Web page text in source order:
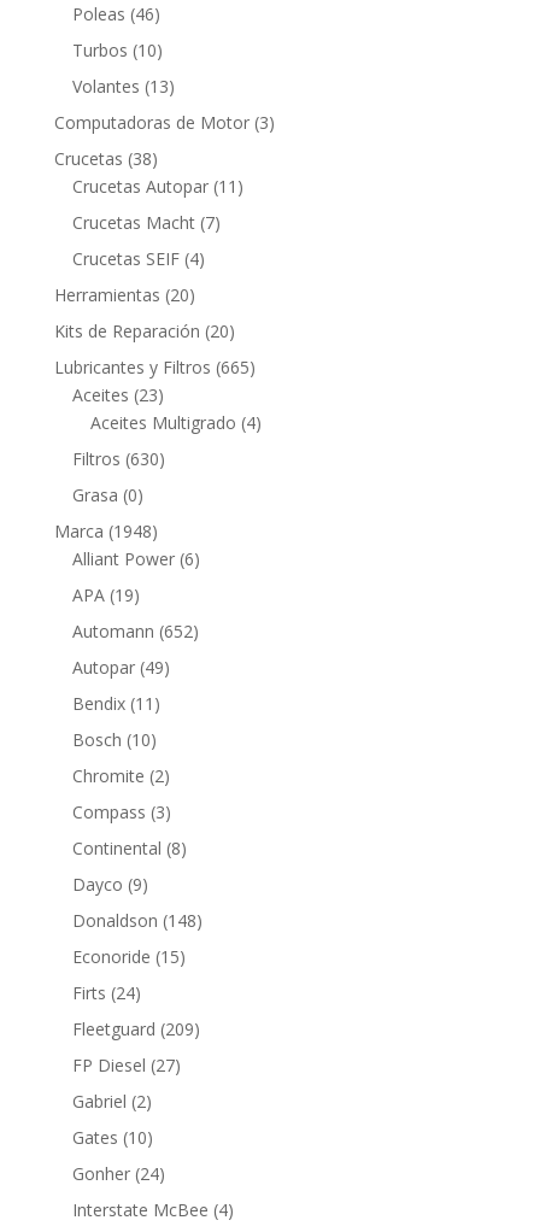
Poleas 4646
productos
Turbos 1010
productos
Volantes 1313
productos
Computadoras de Motor 33
Crucetas 3838
productos
Crucetas Autopar 11 11
Crucetas Macht 77
Crucetas SEIF 44
Herramientas 2020
productos
Kits de Reparación 2020
productos
Lubricantes y Filtros 665665
Aceites 2323
productos
Aceites Multigrado 44
Filtros 630630
Grasa 00
productos
Marca 19481948
productos
Alliant Power 66
APA 1919
productos
Automann 652652
Autopar 4949
Bendix 11 11
productos
Bosch 1010
productos
Chromite 22
productos
Compass 33
productos
Continental 88
Dayco 99
productos
Donaldson 148148
Econoride 1515
Firts 2424
productos
Fleetguard 209209
FP Diesel 2727
Gabriel 22
productos
Gates 1010
productos
Gonher 2424
productos
Interstate McBee 44